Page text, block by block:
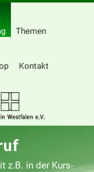
Themen
Kontakt
z.B. in der Kurs-